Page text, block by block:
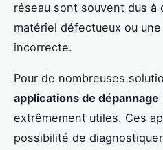
réseau sont souvent dus
matériel défectueux ou
incorrecte.
Pour de nombreuses
applications de dépannage
extrêmement utiles. Ces
possibilité de